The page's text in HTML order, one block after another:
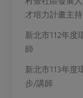
才培力計畫主持
新北市112年度
師
新北市113年度
步/講師